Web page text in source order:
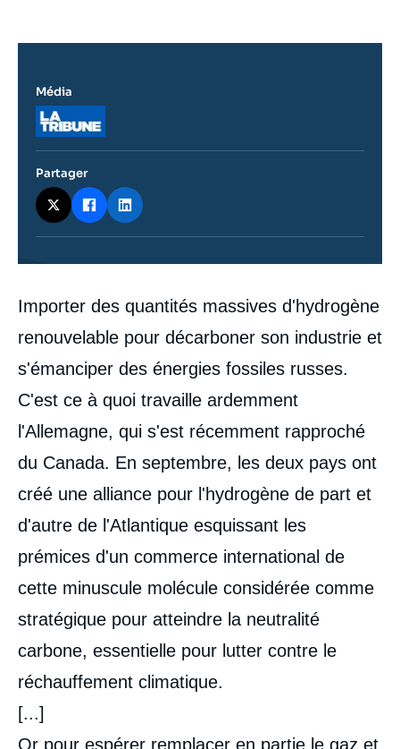
Contenu
intervention
médiatique
Importer des quantités massives d'hydrogène
renouvelable pour décarboner son industrie et
s'émanciper des énergies fossiles russes.
C'est ce à quoi travaille ardemment
l'Allemagne, qui s'est récemment rapproché
du Canada. En septembre, les deux pays ont
créé une alliance pour l'hydrogène de part et
d'autre de l'Atlantique esquissant les
prémices d'un commerce international de
cette minuscule molécule considérée comme
stratégique pour atteindre la neutralité
carbone, essentielle pour lutter contre le
réchauffement climatique.
[...]
Or pour espérer remplacer en partie le gaz et
Média
Logo
Partager